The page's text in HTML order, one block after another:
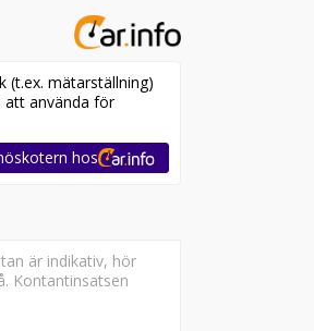
(t.ex. mätarställning)
att använda för
hos
är indikativ, hör
Kontantinsatsen